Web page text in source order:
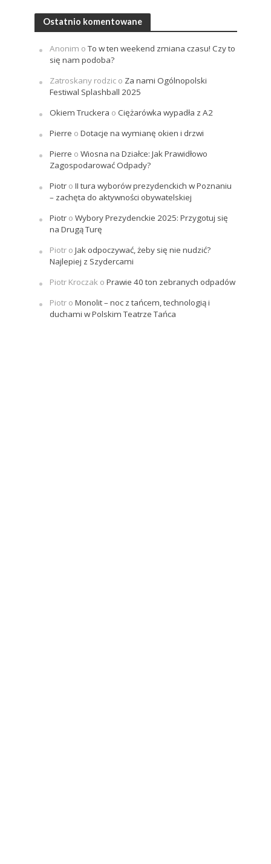
Ostatnio komentowane
Anonim oTo w ten weekend zmiana czasu! Czy to
się nam podoba?
Zatroskany rodzico Za nami Ogólnopolski
Festiwal Splashball 2025
Okiem Truckera o Ciężarówka wypadła z A2
Pierre o Dotacje na wymianę okien i drzwi
Pierre o Wiosna na Działce: Jak Prawidłowo
Zagospodarować Odpady?
Piotro II tura wyborów prezydenckich w Poznaniu
– zachęta do aktywności obywatelskiej
Piotro Wybory Prezydenckie 2025: Przygotuj się
na Drugą Turę
Piotro Jak odpoczywać, żeby się nie nudzić?
Najlepiej z Szydercami
Piotr Kroczako Prawie 40 ton zebranych odpadów
Piotro Monolit – noc z tańcem, technologią i
duchami w Polskim Teatrze Tańca